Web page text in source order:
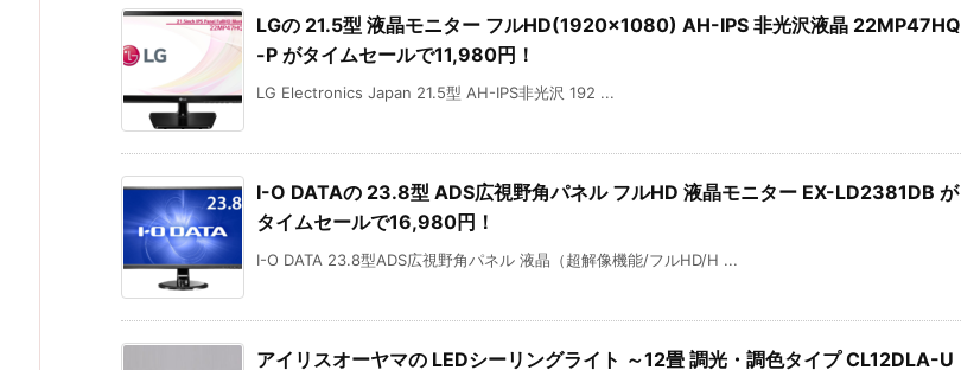
LGの 21.5型 液晶モニター フルHD(1920×1080) AH-IPS 非光沢液晶 22MP47HQ
-P がタイムセールで11,980円！
LG Electronics Japan 21.5型 AH-IPS非光沢 192 ...
I-O DATAの 23.8型 ADS広視野角パネル フルHD 液晶モニター EX-LD2381DB が
タイムセールで16,980円！
I-O DATA 23.8型ADS広視野角パネル 液晶（超解像機能/フルHD/H ...
アイリスオーヤマの LEDシーリングライト ～12畳 調光・調色タイプ CL12DLA-U